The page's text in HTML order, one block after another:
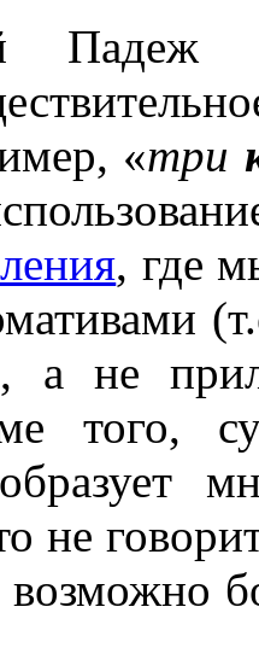
Падеж
«три
, где
а не
того,
не